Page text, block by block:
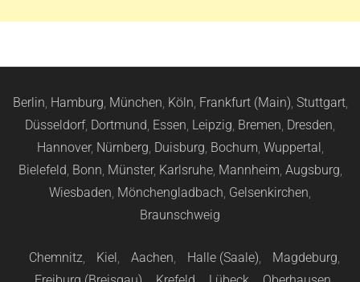
Berlin, Hamburg, München, Köln, Frankfurt (Main), Stuttgart,
Düsseldorf, Dortmund, Essen, Leipzig, Bremen, Dresden,
Hannover, Nürnberg, Duisburg, Bochum, Wuppertal,
Bielefeld, Bonn, Münster, Karlsruhe, Mannheim, Augsburg,
Wiesbaden, Mönchengladbach, Gelsenkirchen,
Braunschweig
Chemnitz, Kiel, Aachen, Halle (Saale), Magdeburg,